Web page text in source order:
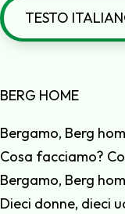
TESTO
BERG HOME
Bergamo, Berg
Cosa facciamo?
Bergamo, Berg
Dieci donne, dieci